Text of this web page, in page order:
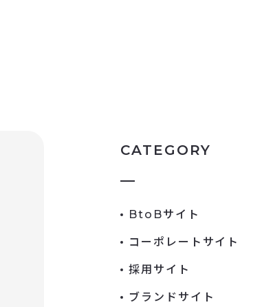
CATEGORY
BtoBサイト
コーポレートサイト
採用サイト
ブランドサイト